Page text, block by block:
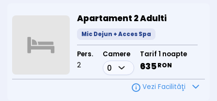
Apartament 2 Adulti
Mic Dejun + Acces Spa
Pers.
2
Camere Tarif 1 noapte
635RON
Vezi Facilităţi